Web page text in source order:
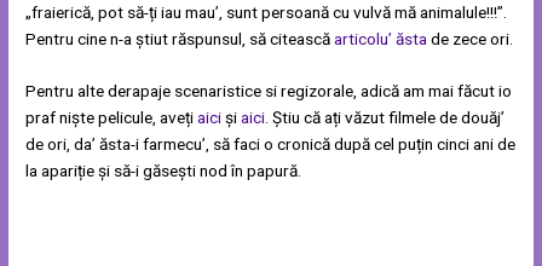
„fraierică, pot să-ți iau mau’, sunt persoană cu vulvă mă animalule!!!”.
Pentru cine n-a știut răspunsul, să citeascăarticolu’ ăsta de zece ori.
Pentru alte derapaje scenaristice si regizorale, adică am mai făcut io
praf niște pelicule, avețiaicișiaici. Știu că ați văzut filmele de douăj’
de ori, da’ ăsta-i farmecu’, să faci o cronică după cel puțin cinci ani de
la apariție și să-i găsești nod în papură.